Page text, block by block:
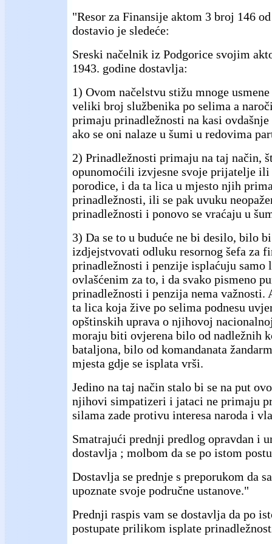
"Resor za Finansije aktom 3 broj 146
dostavio je sledeće:
Sreski načelnik iz Podgorice svojim
1943. godine dostavlja:
1) Ovom načelstvu stižu mnoge
veliki broj službenika po selima a
primaju prinadležnosti na kasi ovdašnje
ako se oni nalaze u šumi u redovima
2) Prinadležnosti primaju na taj način,
opunomoćili izvjesne svoje prijatelje ili
porodice, i da ta lica u mjesto njih
prinadležnosti, ili se pak uvuku
prinadležnosti i ponovo se vraćaju u
3) Da se to u buduće ne bi desilo, bilo
izdjejstvovati odluku resornog šefa za
prinadležnosti i penzije isplaćuju samo
ovlašćenim za to, i da svako pismeno
prinadležnosti i penzija nema važnosti.
ta lica koja žive po selima podnesu
opštinskih uprava o njihovoj
moraju biti ovjerena bilo od nadležnih
bataljona, bilo od komandanata
mjesta gdje se isplata vrši.
Jedino na taj način stalo bi se na put
njihovi simpatizeri i jataci ne primaju
silama zade protivu interesa naroda i
Smatrajući prednji predlog opravdan i
dostavlja ; molbom da se po istom
Dostavlja se prednje s preporukom da
upoznate svoje područne ustanove."
Prednji raspis vam se dostavlja da po
postupate prilikom isplate